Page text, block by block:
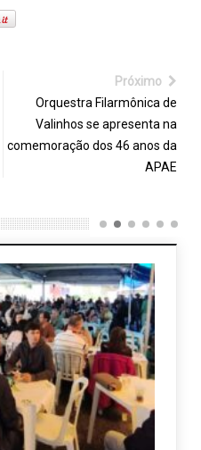
Próximo
Orquestra Filarmônica de
Valinhos se apresenta na
comemoração dos 46 anos da
APAE